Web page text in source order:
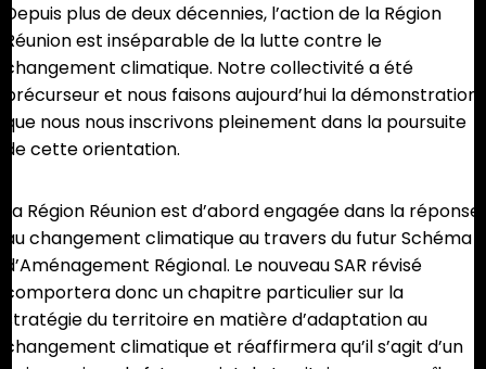
Depuis plus de deux décennies, l’action de la Région
Réunion est inséparable de la lutte contre le
changement climatique. Notre collectivité a été
précurseur et nous faisons aujourd’hui la démonstration
que nous nous inscrivons pleinement dans la poursuite
de cette orientation.
La Région Réunion est d’abord engagée dans la réponse
au changement climatique au travers du futur Schéma
d’Aménagement Régional. Le nouveau SAR révisé
comportera donc un chapitre particulier sur la
stratégie du territoire en matière d’adaptation au
changement climatique et réaffirmera qu’il s’agit d’un